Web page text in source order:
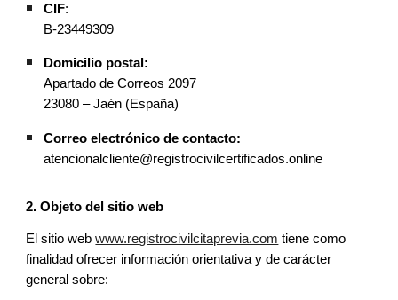
CIF:
B-23449309
Domicilio postal:
Apartado de Correos 2097
23080 – Jaén (España)
Correo electrónico de contacto:
atencionalcliente@registrocivilcertificados.online
2. Objeto del sitio web
El sitio web www.registrocivilcitaprevia.com tiene como
finalidad ofrecer información orientativa y de carácter
general sobre: